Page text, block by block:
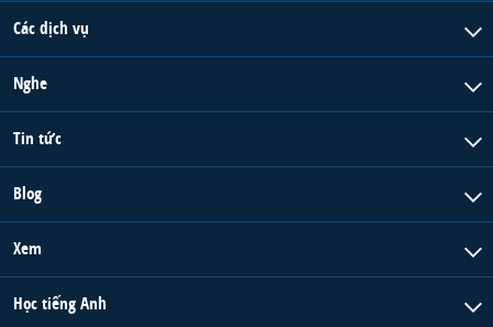
Các dịch vụ
Nghe
Tin tức
Blog
Xem
Học tiếng Anh